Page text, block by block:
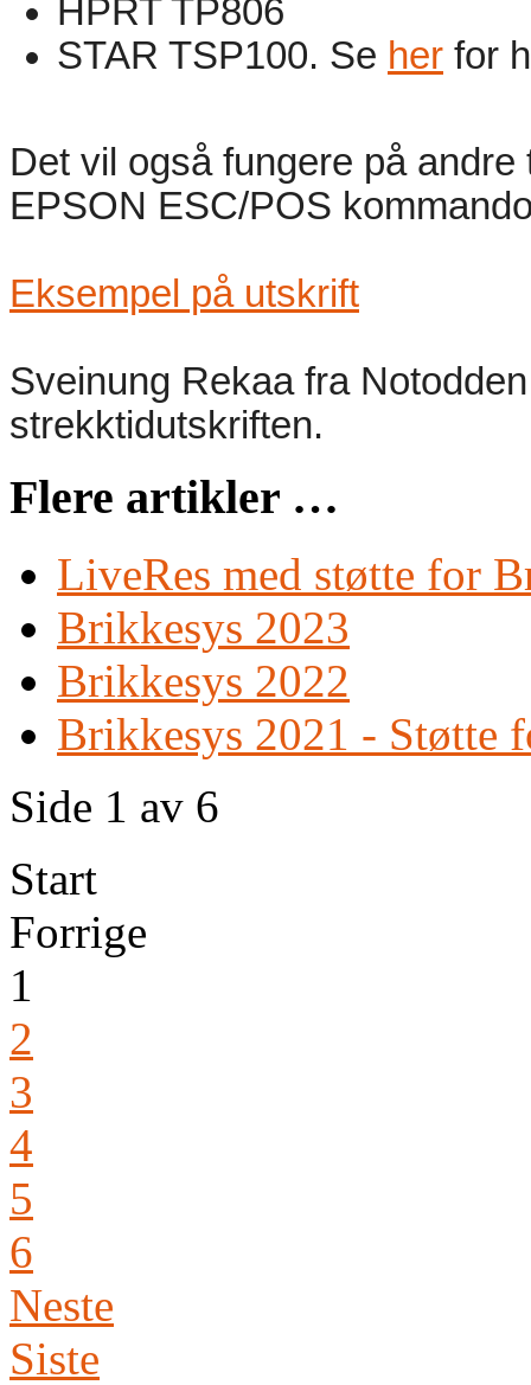
HPRT TP806
STAR TSP100. Se her for
Det vil også fungere på
EPSON ESC/POS
Eksempel på utskrift
Sveinung Rekaa fra
strekktidutskriften.
Flere artikler …
LiveRes med støtte for
Brikkesys 2023
Brikkesys 2022
Brikkesys 2021 - Støtte
Side 1 av 6
Start
Forrige
1
2
3
4
5
6
Neste
Siste